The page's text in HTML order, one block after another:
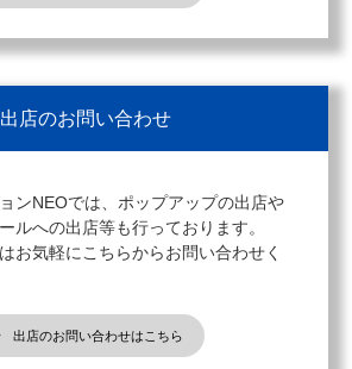
出店のお問い合わせ
ンNEOでは、ポップアップの出店や
ルへの出店等も行っております。
お気軽にこちらからお問い合わせく
出店のお問い合わせはこちら